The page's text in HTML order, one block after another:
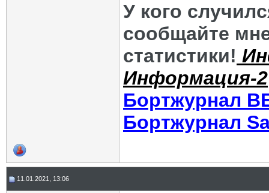
У кого
сообщайте
статистики!
Информация-2
Бортжурнал
Бортжурнал
11.01.2021, 13:06